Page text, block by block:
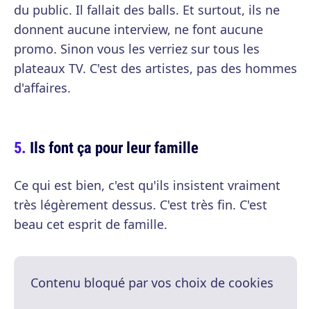
du public. Il fallait des balls. Et surtout, ils ne
donnent aucune interview, ne font aucune
promo. Sinon vous les verriez sur tous les
plateaux TV. C'est des artistes, pas des hommes
d'affaires.
Ils font ça pour leur famille
Ce qui est bien, c'est qu'ils insistent vraiment
très légèrement dessus. C'est très fin. C'est
beau cet esprit de famille.
Contenu bloqué par vos choix de cookies